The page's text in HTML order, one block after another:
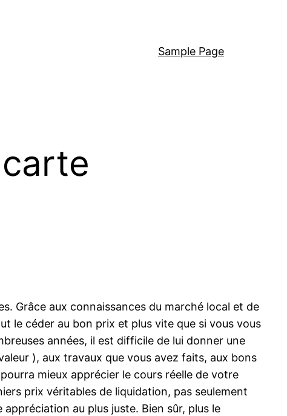
Sample Page
Grâce aux connaissances du marché local et de
le céder au bon prix et plus vite que si vous vous
années, il est difficile de lui donner une
), aux travaux que vous avez faits, aux bons
mieux apprécier le cours réelle de votre
prix véritables de liquidation, pas seulement
au plus juste. Bien sûr, plus le